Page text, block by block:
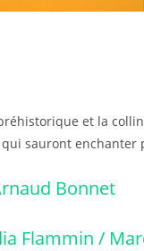
et la
sauront enchanter
Bonnet
Flammin /